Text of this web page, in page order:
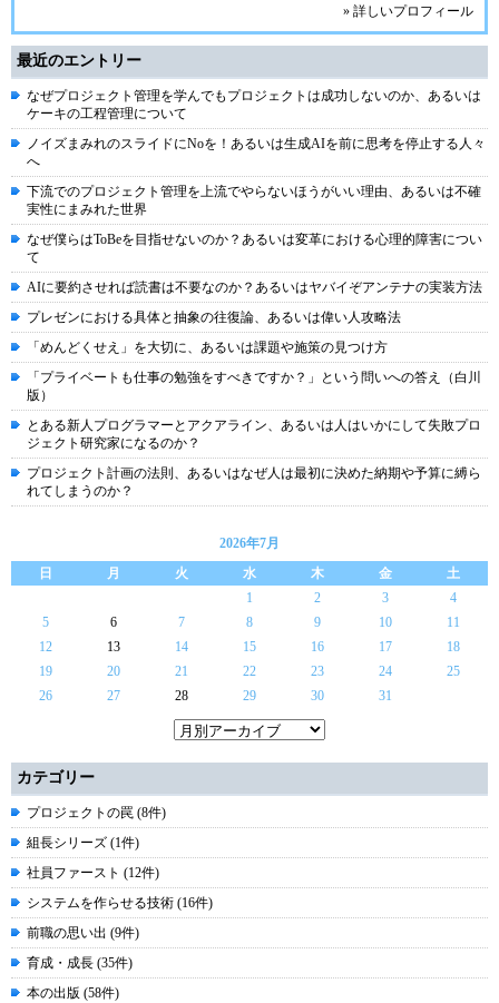
» 詳しいプロフィール
最近のエントリー
なぜプロジェクト管理を学んでもプロジェクトは成功しないのか、あるいは
ケーキの工程管理について
ノイズまみれのスライドにNoを！あるいは生成AIを前に思考を停止する人々
へ
下流でのプロジェクト管理を上流でやらないほうがいい理由、あるいは不確
実性にまみれた世界
なぜ僕らはToBeを目指せないのか？あるいは変革における心理的障害につい
て
AIに要約させれば読書は不要なのか？あるいはヤバイぞアンテナの実装方法
プレゼンにおける具体と抽象の往復論、あるいは偉い人攻略法
「めんどくせえ」を大切に、あるいは課題や施策の見つけ方
「プライベートも仕事の勉強をすべきですか？」という問いへの答え（白川
版）
とある新人プログラマーとアクアライン、あるいは人はいかにして失敗プロ
ジェクト研究家になるのか？
プロジェクト計画の法則、あるいはなぜ人は最初に決めた納期や予算に縛ら
れてしまうのか？
2026年7月
日
月 火 水 木 金
土
1
2 3
4
5
6 7 8 9 10
11
12
13 14 15 16 17
18
19
20 21 22 23 24
25
26
27 28 29 30 31
カテゴリー
プロジェクトの罠 (8件)
組長シリーズ (1件)
社員ファースト (12件)
システムを作らせる技術 (16件)
前職の思い出 (9件)
育成・成長 (35件)
本の出版 (58件)